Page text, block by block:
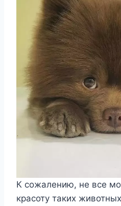
К сожалению, не все
красоту таких